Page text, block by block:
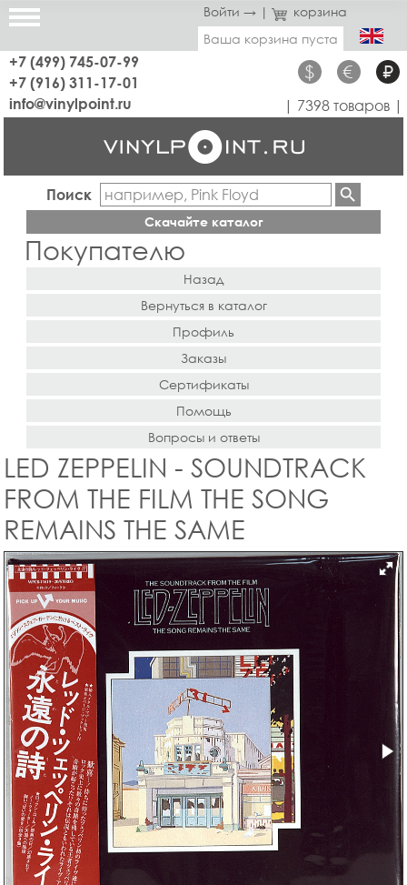
Войти → |
корзина
Ваша корзина пуста
+7 (499) 745-07-99
+7 (916) 311-17-01
$ € ₽
info@vinylpoint.ru | 7398 товаров |
Поиск
Скачайте каталог
Покупателю
Назад
Вернуться в каталог
Профиль
Заказы
Сертификаты
Помощь
Вопросы и ответы
LED ZEPPELIN - SOUNDTRACK
FROM THE FILM THE SONG
REMAINS THE SAME